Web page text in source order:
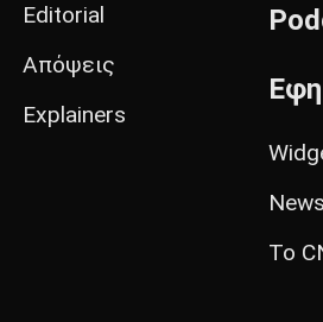
Editorial
Απόψεις
Explainers
Το